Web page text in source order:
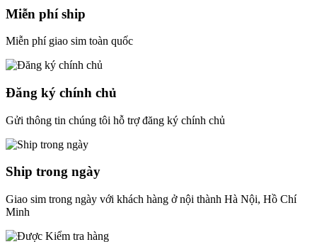
Miễn phí ship
Miễn phí giao sim toàn quốc
Đăng ký chính chủ
Gửi thông tin chúng tôi hỗ trợ đăng ký chính chủ
Ship trong ngày
Giao sim trong ngày với khách hàng ở nội thành Hà Nội, Hồ Chí
Minh